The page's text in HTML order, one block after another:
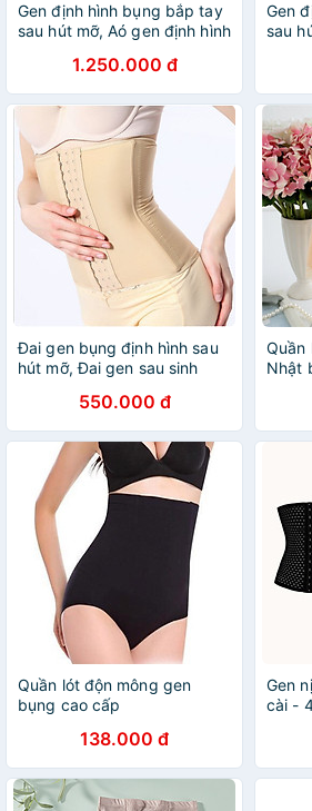
Gen định hình bụng bắp tay
sau hút mỡ, Aó gen định hình
1.250.000 đ
Gen
sau
Đai gen bụng định hình sau
hút mỡ, Đai gen sau sinh
550.000 đ
Quần
Nhật
Quần lót độn mông gen
bụng cao cấp
138.000 đ
Gen
cài -
nịt
gọn -
cuộn